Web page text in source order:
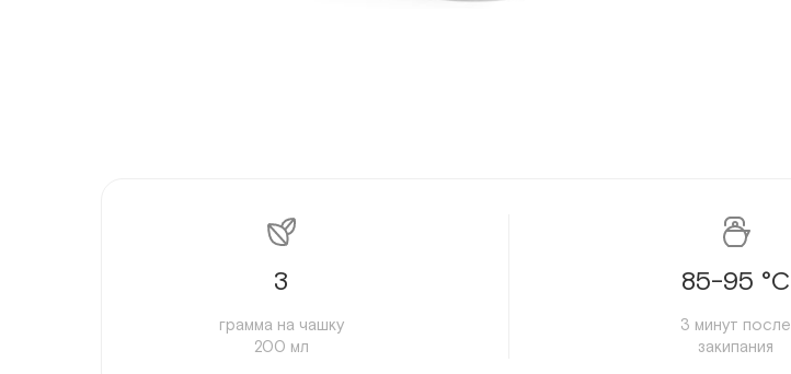
3
грамма на чашку
200 мл
85-95 °C
3 минут после
закипания